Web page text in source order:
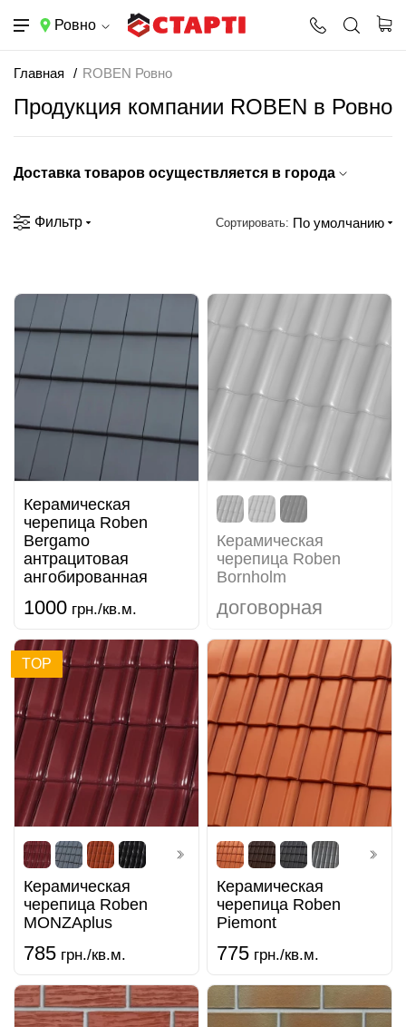
Ровно
Главная ROBEN Ровно
Продукция компании ROBEN в Ровно
Доставка товаров осуществляется в города
Фильтр Сортировать: По умолчанию
Керамическая
черепицa Roben
Bergamo
антрацитовая
ангобированная
1000 грн./кв.м.
Керамическая
черепица Roben
Bornholm
договорная
TOP
Керамическая
черепица Roben
MONZAplus
785 грн./кв.м.
Керамическая
черепица Roben
Piemont
775 грн./кв.м.